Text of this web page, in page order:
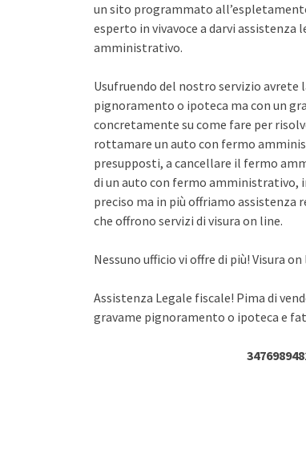
un sito programmato
esperto in vivavoce a darvi
amministrativo.
Usufruendo del nostro servizio avrete
pignoramento o ipoteca ma con un
concretamente su come fare per
rottamare un auto con fermo
presupposti, a cancellare il fermo
di un auto con fermo amministrativo,
preciso ma in più offriamo assistenza
che offrono servizi di visura on line.
Nessuno ufficio vi offre di più! Visura
Assistenza Legale fiscale! Pima di
gravame pignoramento o ipoteca e